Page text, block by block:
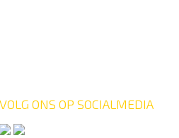
VOLG ONS OP SOCIALMEDIA